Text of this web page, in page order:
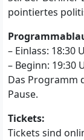
pointiertes
– Einlass: 18:30
– Beginn: 19:30
Das Programm
Pause.
Tickets:
Tickets sind